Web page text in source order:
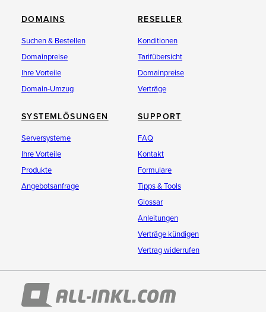
DOMAINS
Suchen & Bestellen
Domainpreise
Ihre Vorteile
Domain-Umzug
RESELLER
Konditionen
Tarifübersicht
Domainpreise
Verträge
SYSTEMLÖSUNGEN
Serversysteme
Ihre Vorteile
Produkte
Angebotsanfrage
SUPPORT
FAQ
Kontakt
Formulare
Tipps & Tools
Glossar
Anleitungen
Verträge kündigen
Vertrag widerrufen